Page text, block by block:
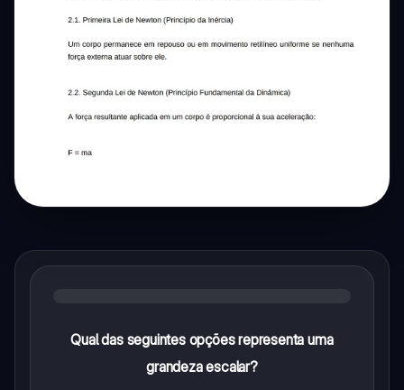
Qual das seguintes opções representa uma
grandeza escalar?